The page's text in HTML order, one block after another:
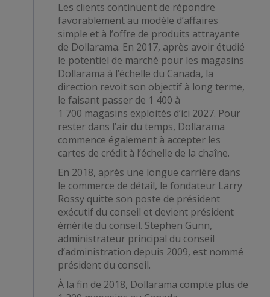
Les clients continuent de répondre
favorablement au modèle d’affaires
simple et à l’offre de produits attrayante
de Dollarama. En 2017, après avoir étudié
le potentiel de marché pour les magasins
Dollarama à l’échelle du Canada, la
direction revoit son objectif à long terme,
le faisant passer de 1 400 à
1 700 magasins exploités d’ici 2027. Pour
rester dans l’air du temps, Dollarama
commence également à accepter les
cartes de crédit à l’échelle de la chaîne.
En 2018, après une longue carrière dans
le commerce de détail, le fondateur Larry
Rossy quitte son poste de président
exécutif du conseil et devient président
émérite du conseil. Stephen Gunn,
administrateur principal du conseil
d’administration depuis 2009, est nommé
président du conseil.
À la fin de 2018, Dollarama compte plus de